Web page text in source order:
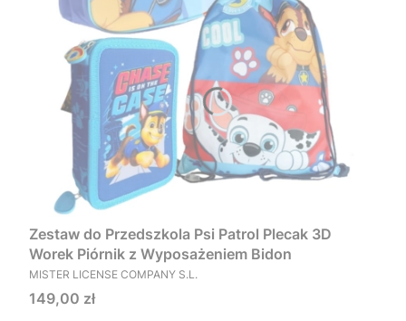
Zestaw do Przedszkola Psi Patrol Plecak 3D
Worek Piórnik z Wyposażeniem Bidon
PRODUCENT
MISTER LICENSE COMPANY S.L.
Cena
149,00 zł